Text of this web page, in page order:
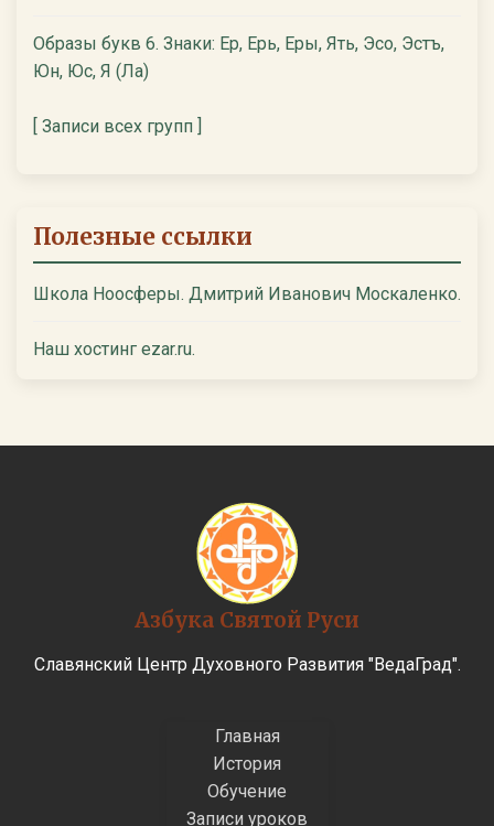
Образы букв 6. Знаки: Ер, Ерь, Еры, Ять, Эсо, Эстъ,
Юн, Юс, Я (Ла)
[ Записи всех групп ]
Полезные ссылки
Школа Ноосферы. Дмитрий Иванович Москаленко.
Наш хостинг ezar.ru.
Азбука Святой Руси
Славянский Центр Духовного Развития "ВедаГрад".
Главная
История
Обучение
Записи уроков